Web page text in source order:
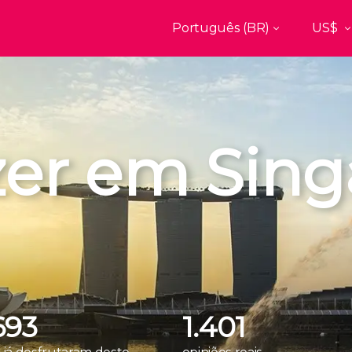
Top destinos
França
Madrid
Espanha
Barcelona
Espanha
Amsterdam
Holanda
Milão
Praga
República Tcheca
Porto
Portugal
Ver todos os destinos
Português (BR)
em
1.401